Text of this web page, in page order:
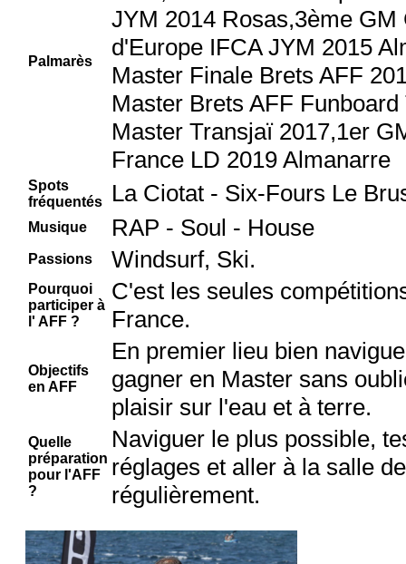
Palmarès
JYM 2014 Rosas,3ème GM
d'Europe IFCA JYM 2015
Master Finale Brets AFF
Master Brets AFF Funboard
Master Transjaï 2017,1er
France LD 2019 Almanarre
Spots
fréquentés
La Ciotat - Six-Fours Le
Musique RAP - Soul - House
Passions Windsurf, Ski.
Pourquoi
participer à
l' AFF ?
C'est les seules
France.
Objectifs
en AFF
En premier lieu bien
gagner en Master sans
plaisir sur l'eau et à terre.
Quelle
préparation
pour l'AFF
?
Naviguer le plus possible,
réglages et aller à la salle
régulièrement.